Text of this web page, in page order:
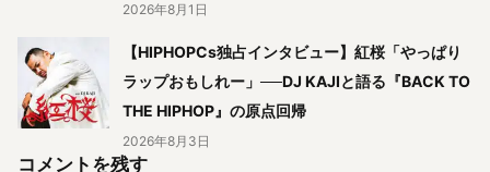
2026年8月1日
【HIPHOPCs独占インタビュー】紅桜「やっぱり
ラップおもしれー」──DJ KAJIと語る『BACK TO
THE HIPHOP』の原点回帰
2026年8月3日
コメントを残す